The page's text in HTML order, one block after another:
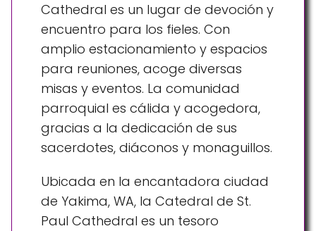
Cathedral es un lugar de devoción y
encuentro para los fieles. Con
amplio estacionamiento y espacios
para reuniones, acoge diversas
misas y eventos. La comunidad
parroquial es cálida y acogedora,
gracias a la dedicación de sus
sacerdotes, diáconos y monaguillos.
Ubicada en la encantadora ciudad
de Yakima, WA, la Catedral de St.
Paul Cathedral es un tesoro